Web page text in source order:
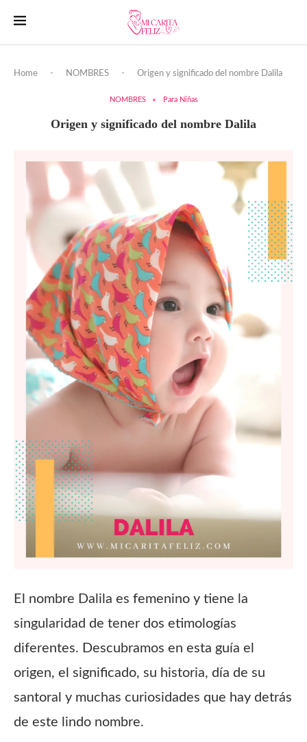
Home - NOMBRES - Origen y significado del nombre Dalila
NOMBRES Para Niñas
Origen y significado del nombre Dalila
El nombre Dalila es femenino y tiene la
singularidad de tener dos etimologías
diferentes. Descubramos en esta guía el
origen, el significado, su historia, día de su
santoral y muchas curiosidades que hay detrás
de este lindo nombre.